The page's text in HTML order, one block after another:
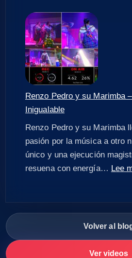
Renzo Pedro y su Marimba
Inigualable
Renzo Pedro y su Marimba
pasión por la música a otro
único y una ejecución
resuena con energía… Lee
Volver al
Ver videos